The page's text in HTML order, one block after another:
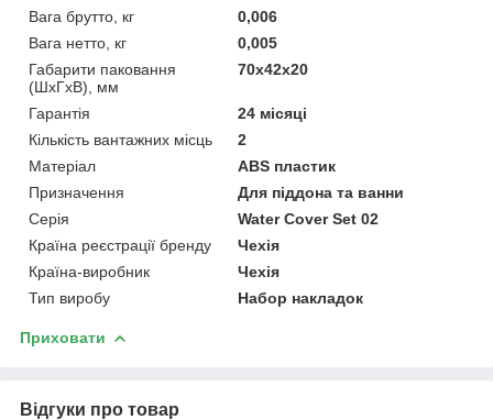
Вага брутто, кг
0,006
Вага нетто, кг
0,005
Габарити паковання
(ШхГхВ), мм
70х42х20
Гарантія
24 місяці
Кількість вантажних місць
2
Матеріал
ABS пластик
Призначення
Для піддона та ванни
Серія
Water Cover Set 02
Країна реєстрації бренду
Чехія
Країна-виробник
Чехія
Тип виробу
Набор накладок
Приховати
Відгуки про товар